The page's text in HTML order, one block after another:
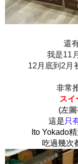
還
我是11
12月底到2月
非常
ス
(左
這是只
Ito Yokado
吃過幾次